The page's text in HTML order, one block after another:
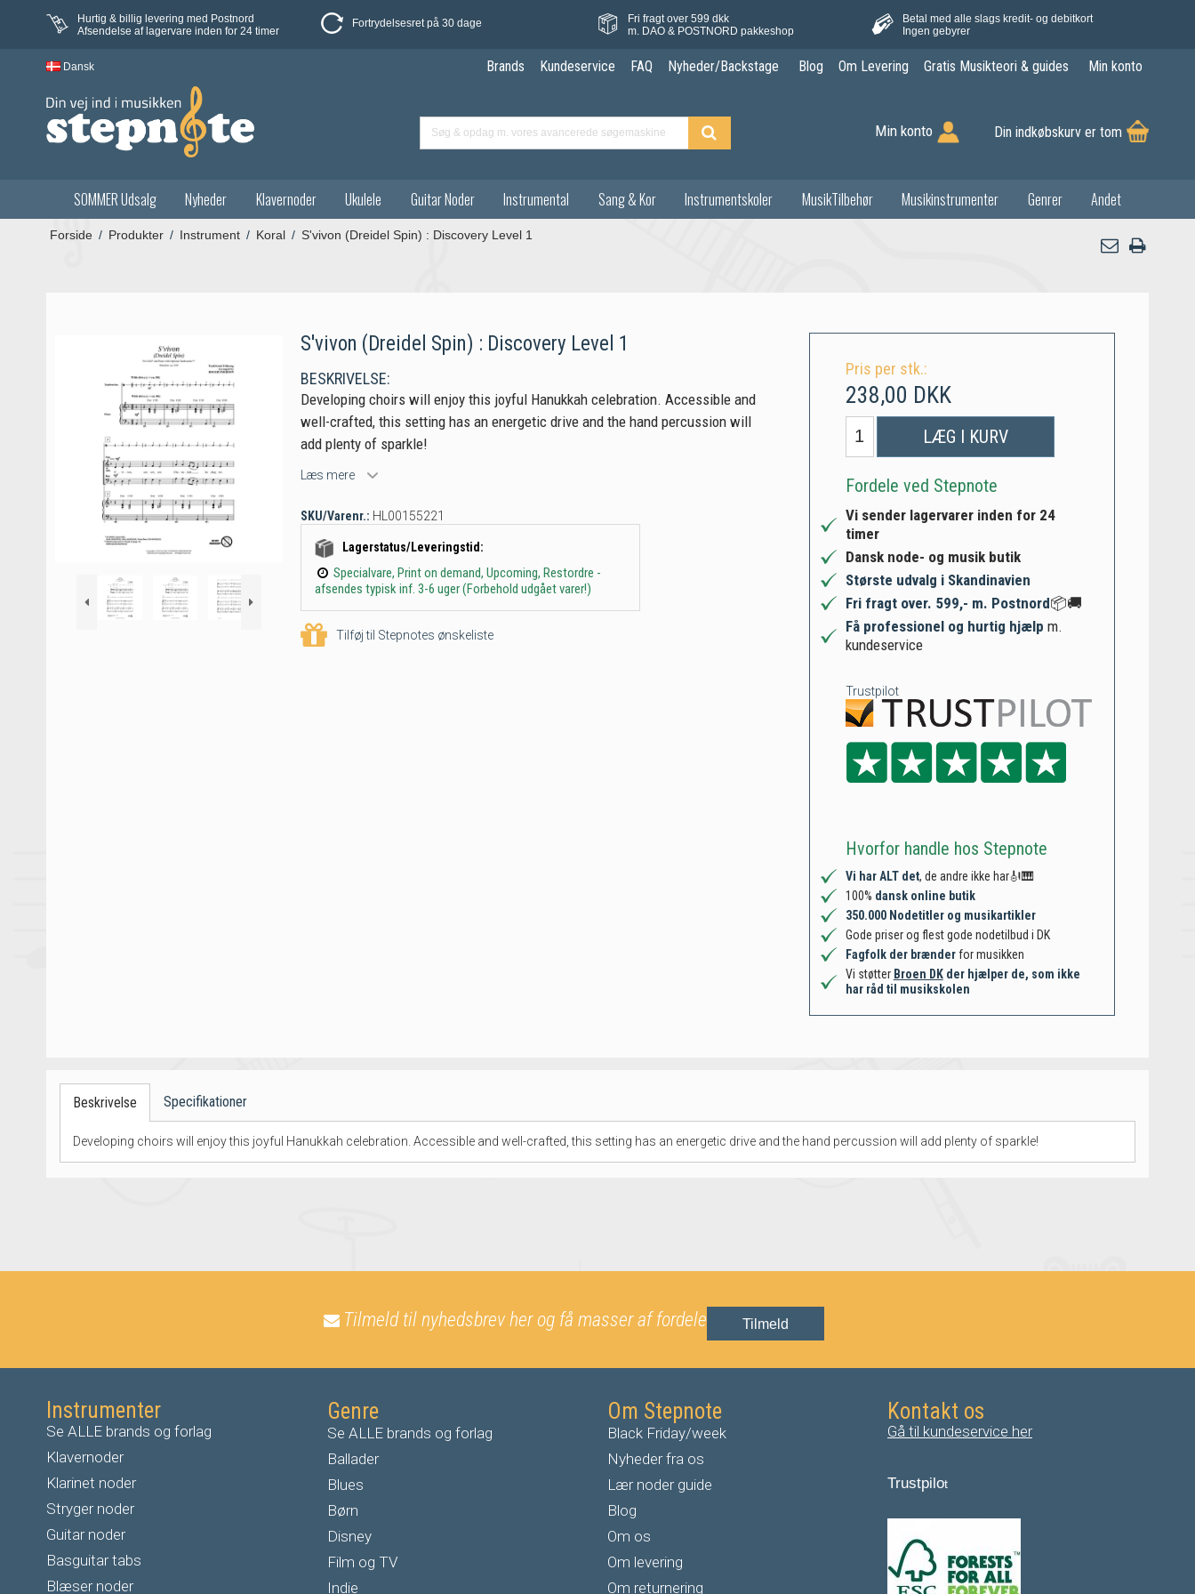
Hurtig & billig levering med Postnord
Afsendelse af lagervare inden for 24 timer
Fortrydelsesret på 30 dage
Fri fragt over 599 dkk
m. DAO & POSTNORD pakkeshop
Betal med alle slags kredit- og debitkort
Ingen gebyrer
Dansk Brands Kundeservice FAQ Nyheder/Backstage Blog Om Levering Gratis Musikteori & guides Min konto
Min konto Din indkøbskurv er tom
SOMMER Udsalg Nyheder Klavernoder Ukulele Guitar Noder Instrumental Sang & Kor Instrumentskoler MusikTilbehør Musikinstrumenter Genrer Andet
Forside / Produkter / Instrument / Koral / S'vivon (Dreidel Spin) : Discovery Level 1
S'vivon (Dreidel Spin) : Discovery Level 1
BESKRIVELSE:
Developing choirs will enjoy this joyful Hanukkah celebration. Accessible and
well-crafted, this setting has an energetic drive and the hand percussion will
add plenty of sparkle!
Læs mere
SKU/Varenr.: HL00155221
Lagerstatus/Leveringstid:
Specialvare, Print on demand, Upcoming, Restordre -
afsendes typisk inf. 3-6 uger (Forbehold udgået varer!)
Tilføj til Stepnotes ønskeliste
Pris per stk.:
238,00 DKK
LÆG I KURV
Fordele ved Stepnote
Vi sender lagervarer inden for 24
timer
Dansk node- og musik butik
Største udvalg i Skandinavien
Fri fragt over. 599,- m. Postnord📦🚚
Få professionel og hurtig hjælp m.
kundeservice
Trustpilot
Hvorfor handle hos Stepnote
Vi har ALT det, de andre ikke har🎻🎹
100% dansk online butik
350.000 Nodetitler og musikartikler
Gode priser og flest gode nodetilbud i DK
Fagfolk der brænderfor musikken
Vi støtter Broen DKder hjælper de, som ikke
har råd til musikskolen
Beskrivelse Specifikationer
Developing choirs will enjoy this joyful Hanukkah celebration. Accessible and well-crafted, this setting has an energetic drive and the hand percussion will add plenty of sparkle!
Tilmeld til nyhedsbrev her og få masser af fordele Tilmeld
Instrumenter
Se ALLE brands og forlag
Klavernoder
Klarinet noder
Stryger noder
Guitar noder
Basguitar tabs
Blæser noder
Genre
Se ALLE brands og forlag
Ballader
Blues
Børn
Disney
Film og TV
Indie
Om Stepnote
Black Friday/week
Nyheder fra os
Lær noder guide
Blog
Om os
Om levering
Om returnering
Kontakt os
Gå til kundeservice her
Trustpilot